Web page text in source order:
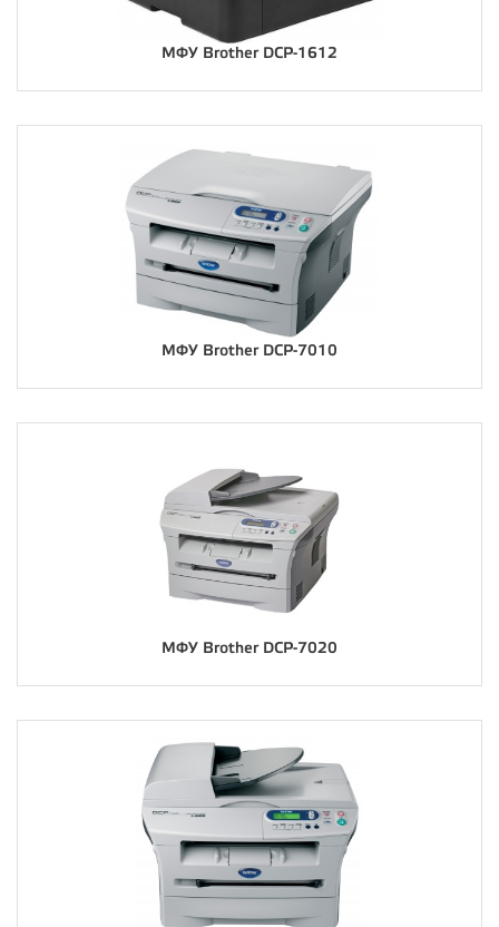
МФУ Brother DCP-1612
МФУ Brother DCP-7010
МФУ Brother DCP-7020